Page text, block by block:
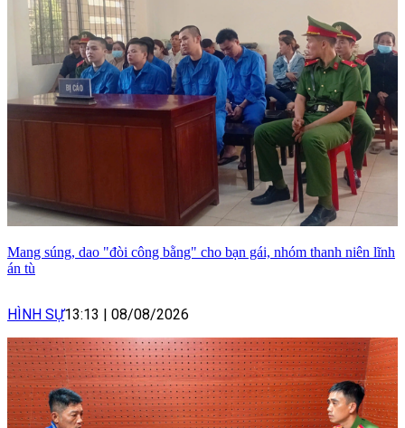
Mang súng, dao "đòi công bằng" cho bạn gái, nhóm thanh niên lĩnh
án tù
HÌNH SỰ13:13 08/08/2026